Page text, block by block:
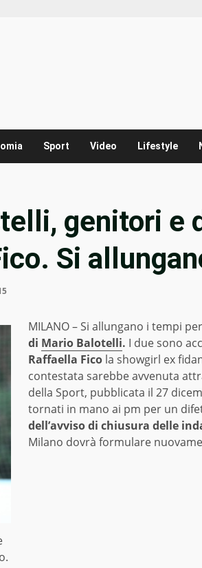
Sport Video Lifestyle
genitori e
Si
MILANO – Si allungano i tempi
di Mario Balotelli. I due sono
Raffaella Fico la showgirl ex
contestata sarebbe avvenuta
della Sport, pubblicata il 27
tornati in mano ai pm per un
dell’avviso di chiusura delle
Milano dovrà formulare